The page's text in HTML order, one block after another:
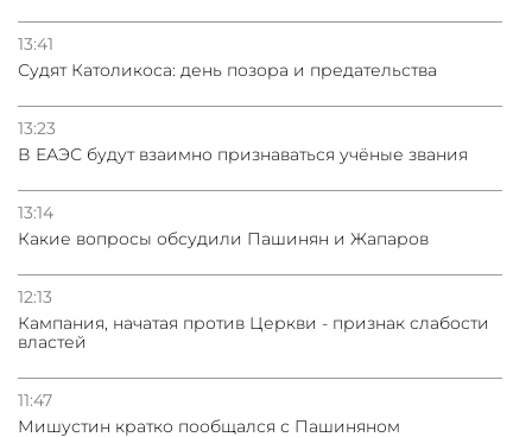
13:41
Судят Католикоса: день позора и предательства
13:23
В ЕАЭС будут взаимно признаваться учёные звания
13:14
Какие вопросы обсудили Пашинян и Жапаров
12:13
Кампания, начатая против Церкви - признак слабости
властей
11:47
Мишустин кратко пообщался с Пашиняном